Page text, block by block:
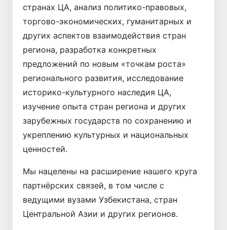
странах ЦА, анализ политико-правовых,
торгово-экономических, гуманитарных и
других аспектов взаимодействия стран
региона, разработка конкретных
предложений по новым «точкам роста»
регионального развития, исследование
историко-культурного наследия ЦА,
изучение опыта стран региона и других
зарубежных государств по сохранению и
укреплению культурных и национальных
ценностей.
Мы нацелены на расширение нашего круга
партнёрских связей, в том числе с
ведущими вузами Узбекистана, стран
Центральной Азии и других регионов.